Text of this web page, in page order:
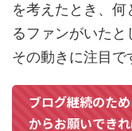
を考えたとき、
るファンがいたと
その動きに注目で
ブログ継続のた
からお願いでき